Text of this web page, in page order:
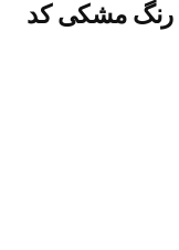
کفش و کتانی مردانه مدل Y_3 رنگ مشکی کد